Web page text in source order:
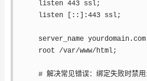
listen 443 ssl;
listen [::]:443 ssl;
server_name yourdomain.com
root /var/www/html;
# 解决常见错误：绑定失败时禁